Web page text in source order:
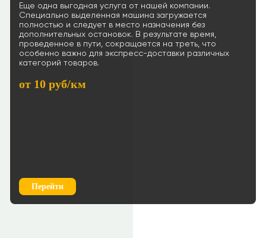
Еще одна выгодная услуга от нашей компании.
Специально выделенная машина загружается
полностью и следует в место назначения без
дополнительных остановок. В результате время,
проведенное в пути, сокращается на треть, что
особенно важно для экспресс-доставки различных
категорий товаров.
от 10 руб/км
Перейти